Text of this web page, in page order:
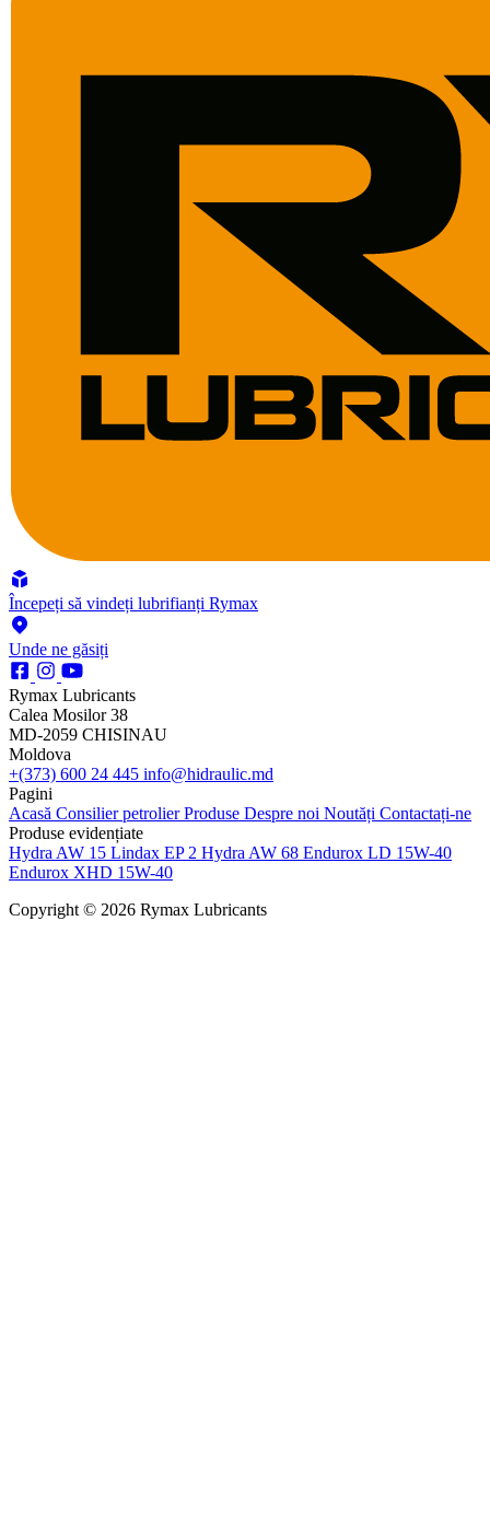
Începeți să vindeți lubrifianți Rymax
Unde ne găsiți
Rymax Lubricants
Calea Mosilor 38
MD-2059 CHISINAU
Moldova
+(373) 600 24 445 info@hidraulic.md
Pagini
Acasă Consilier petrolierProduse Despre noi Noutăți Contactați-ne
Produse evidențiate
Hydra AW 15 Lindax EP 2 Hydra AW 68 Endurox LD 15W-40
Endurox XHD 15W-40
Copyright © 2026 Rymax Lubricants